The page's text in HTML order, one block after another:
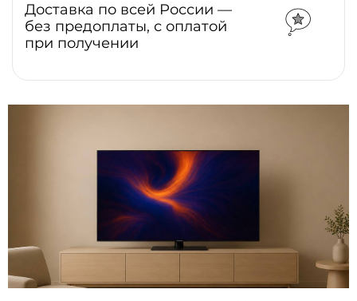
Доставка по всей России —
без предоплаты, с оплатой
при получении